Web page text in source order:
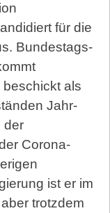
für die
Bundestags-
als
Jahr-
der
Corona-
ist er im
trotzdem